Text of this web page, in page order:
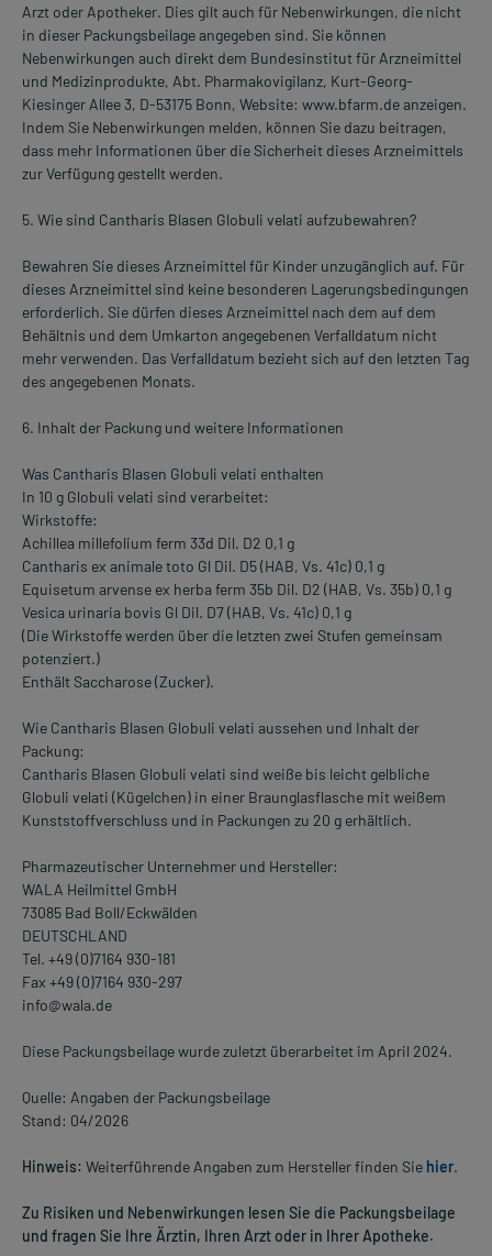
Arzt oder Apotheker. Dies gilt auch für Nebenwirkungen, die nicht
in dieser Packungsbeilage angegeben sind. Sie können
Nebenwirkungen auch direkt dem Bundesinstitut für Arzneimittel
und Medizinprodukte, Abt. Pharmakovigilanz, Kurt-Georg-
Kiesinger Allee 3, D-53175 Bonn, Website: www.bfarm.de anzeigen.
Indem Sie Nebenwirkungen melden, können Sie dazu beitragen,
dass mehr Informationen über die Sicherheit dieses Arzneimittels
zur Verfügung gestellt werden.
5. Wie sind Cantharis Blasen Globuli velati aufzubewahren?
Bewahren Sie dieses Arzneimittel für Kinder unzugänglich auf. Für
dieses Arzneimittel sind keine besonderen Lagerungsbedingungen
erforderlich. Sie dürfen dieses Arzneimittel nach dem auf dem
Behältnis und dem Umkarton angegebenen Verfalldatum nicht
mehr verwenden. Das Verfalldatum bezieht sich auf den letzten Tag
des angegebenen Monats.
6. Inhalt der Packung und weitere Informationen
Was Cantharis Blasen Globuli velati enthalten
In 10 g Globuli velati sind verarbeitet:
Wirkstoffe:
Achillea millefolium ferm 33d Dil. D2 0,1 g
Cantharis ex animale toto Gl Dil. D5 (HAB, Vs. 41c) 0,1 g
Equisetum arvense ex herba ferm 35b Dil. D2 (HAB, Vs. 35b) 0,1 g
Vesica urinaria bovis Gl Dil. D7 (HAB, Vs. 41c) 0,1 g
(Die Wirkstoffe werden über die letzten zwei Stufen gemeinsam
potenziert.)
Enthält Saccharose (Zucker).
Wie Cantharis Blasen Globuli velati aussehen und Inhalt der
Packung:
Cantharis Blasen Globuli velati sind weiße bis leicht gelbliche
Globuli velati (Kügelchen) in einer Braunglasflasche mit weißem
Kunststoffverschluss und in Packungen zu 20 g erhältlich.
Pharmazeutischer Unternehmer und Hersteller:
WALA Heilmittel GmbH
73085 Bad Boll/Eckwälden
DEUTSCHLAND
Tel. +49 (0)7164 930-181
Fax +49 (0)7164 930-297
info@wala.de
Diese Packungsbeilage wurde zuletzt überarbeitet im April 2024.
Quelle: Angaben der Packungsbeilage
Stand: 04/2026
Hinweis: Weiterführende Angaben zum Hersteller finden Sie hier.
Zu Risiken und Nebenwirkungen lesen Sie die Packungsbeilage
und fragen Sie Ihre Ärztin, Ihren Arzt oder in Ihrer Apotheke.